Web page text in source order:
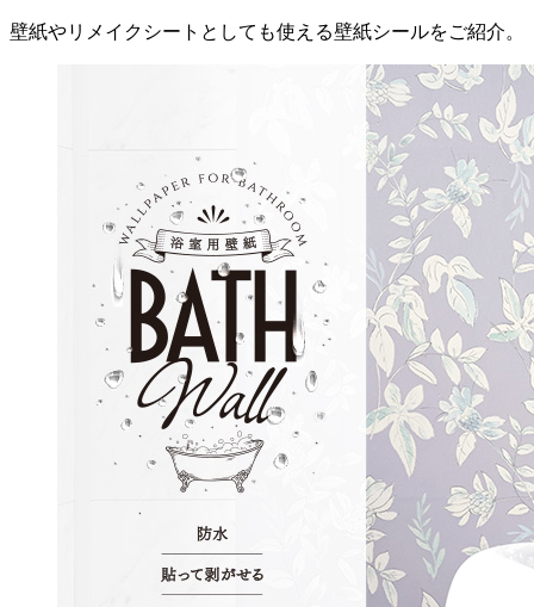
壁紙やリメイクシートとしても使える壁紙シールをご紹介。